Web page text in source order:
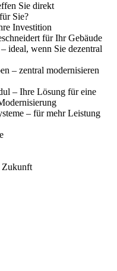
Sie direkt
Sie?
Investition
für Ihr Gebäude
ideal, wenn Sie dezentral
– zentral modernisieren
– Ihre Lösung für eine
– für mehr Leistung
Zukunft